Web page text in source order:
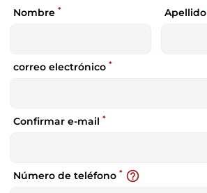
Nombre * Apellido
correo electrónico *
Confirmar e-mail *
Número de teléfono * help_outline